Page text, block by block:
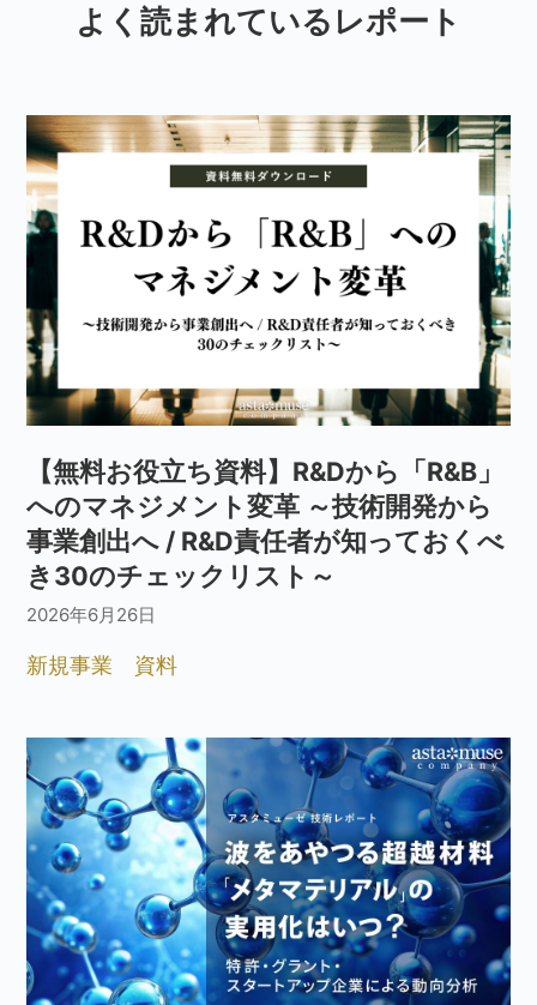
よく読まれているレポート
【無料お役立ち資料】R&Dから「R&B」
へのマネジメント変革 ～技術開発から
事業創出へ / R&D責任者が知っておくべ
き30のチェックリスト～
2026年6月26日
新規事業 資料